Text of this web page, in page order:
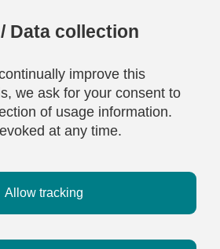
Data collection
improve this
we ask for your consent to
of usage information.
at any time.
Allow tracking